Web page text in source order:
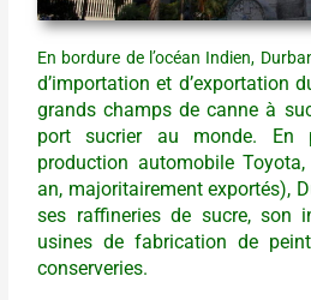
En bordure de l’océan Indien,
d’importation et d’exportation
grands champs de canne à
port sucrier au monde. En
production automobile
an, majoritairement exportés),
ses raffineries de sucre, son
usines de fabrication de
conserveries.